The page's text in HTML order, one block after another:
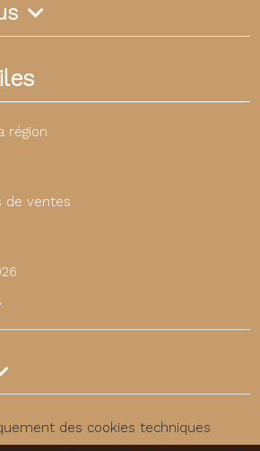
région
de ventes
des cookies techniques